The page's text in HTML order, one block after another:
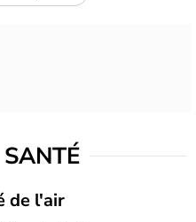
SANTÉ
de l'air